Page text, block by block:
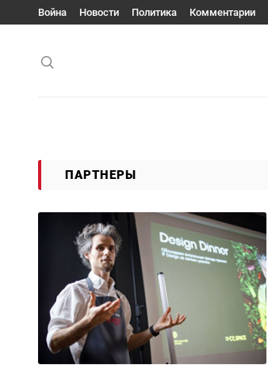
Война Новости Политика Комментарии
ПАРТНЕРЫ